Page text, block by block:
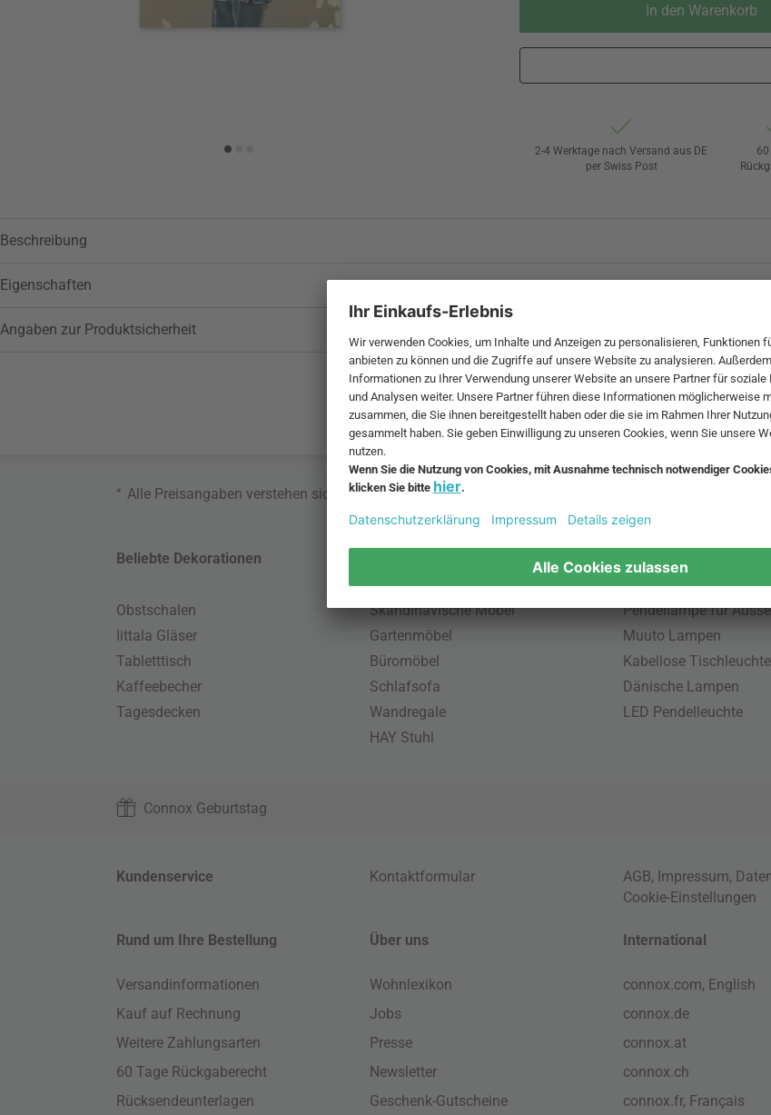
In den Warenkorb
2-4 Werktage nach Versand aus DE
per Swiss Post
60
Beschreibung
Eigenschaften
Angaben zur Produktsicherheit
* Alle Preisangaben verstehen sich inklusive MwSt. und zzgl.
Beliebte Dekorationen
Obstschalen
Iittala Gläser
Tabletttisch
Kaffeebecher
Tagesdecken
Skandinavische Möbel
Gartenmöbel
Büromöbel
Schlafsofa
Wandregale
HAY Stuhl
Beliebte Leuchten
Pendellampe für
Muuto Lampen
Kabellose
Dänische Lampen
LED Pendelleuchte
Connox Geburtstag
Kundenservice Kontaktformular AGB, Impressum,
Cookie-Einstellungen
Rund um Ihre Bestellung
Versandinformationen
Kauf auf Rechnung
Weitere Zahlungsarten
60 Tage Rückgaberecht
Rücksendeunterlagen
Über uns
Wohnlexikon
Jobs
Presse
Newsletter
Geschenk-Gutscheine
International
connox.com, English
connox.de
connox.at
connox.ch
connox.fr, Français